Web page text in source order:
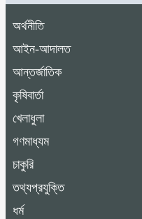
অর্থনীতি
আইন-আদালত
আন্তর্জাতিক
কৃষিবার্তা
খেলাধুলা
গণমাধ্যম
চাকুরি
তথ্যপ্রযুক্তি
ধর্ম